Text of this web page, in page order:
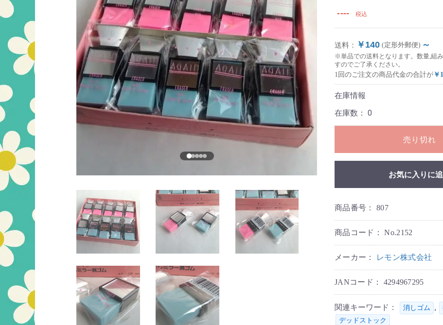
---- 税込
送料： ￥140 (定形外郵便) ～
※単品での送料となります。数量,組
すのでご了承ください。
1回のご注文の商品代金の合計が ￥
在庫情報
在庫数： 0
売り切れ
お気に入りに
商品番号： 807
商品コード：No.2152
メーカー： レモン株式会社
JANコード： 4294967295
関連キーワード： 消しゴム ,
デッドストック